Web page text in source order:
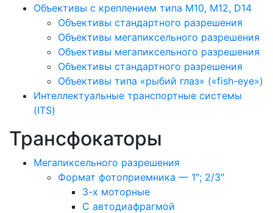
Объективы с креплением типа M10, M12, D14
Объективы стандартного разрешения
Объективы мегапиксельного разрешения
Объективы мегапиксельного разрешения
Объективы стандартного разрешения
Объективы типа «рыбий глаз» («fish-eye»)
Интеллектуальные транспортные системы
(ITS)
Трансфокаторы
Мегапиксельного разрешения
Формат фотоприемника — 1″; 2/3″
3-х моторные
С автодиафрагмой